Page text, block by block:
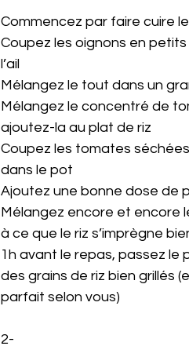
Commencez par faire cuire
Coupez les oignons en petits
l’ail
Mélangez le tout dans un
Mélangez le concentré de
ajoutez-la au plat de riz
Coupez les tomates
dans le pot
Ajoutez une bonne dose de
Mélangez encore et encore
à ce que le riz s’imprègne
1h avant le repas, passez le
des grains de riz bien grillés
parfait selon vous)
2-